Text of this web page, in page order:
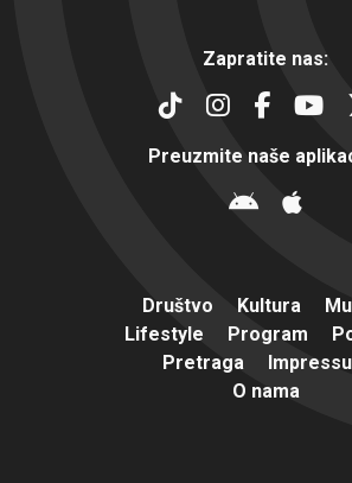
Zapratite nas:
Preuzmite naše
Društvo Kultura
Lifestyle
Program
Pretraga
O nama